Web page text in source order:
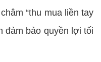
“thu mua liền tay
đảm bảo quyền lợi tối